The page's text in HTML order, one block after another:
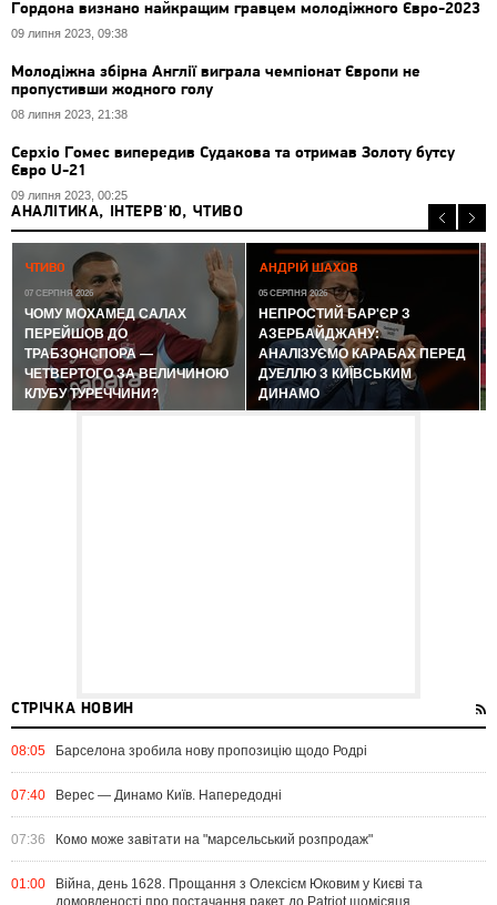
Гордона визнано найкращим гравцем молодіжного Євро-2023
09 липня 2023, 09:38
Молодіжна збірна Англії виграла чемпіонат Європи не
пропустивши жодного голу
08 липня 2023, 21:38
Серхіо Гомес випередив Судакова та отримав Золоту бутсу
Євро U-21
09 липня 2023, 00:25
АНАЛІТИКА, ІНТЕРВ'Ю, ЧТИВО
ЧТИВО
07 СЕРПНЯ 2026
ЧОМУ МОХАМЕД САЛАХ
ПЕРЕЙШОВ ДО
ТРАБЗОНСПОРА —
ЧЕТВЕРТОГО ЗА ВЕЛИЧИНОЮ
КЛУБУ ТУРЕЧЧИНИ?
АНДРІЙ ШАХОВ
05 СЕРПНЯ 2026
НЕПРОСТИЙ БАР'ЄР З
АЗЕРБАЙДЖАНУ:
АНАЛІЗУЄМО КАРАБАХ ПЕРЕД
ДУЕЛЛЮ З КИЇВСЬКИМ
ДИНАМО
СТРІЧКА НОВИН
08:05 Барселона зробила нову пропозицію щодо Родрі
07:40 Верес — Динамо Київ. Напередодні
07:36 Комо може завітати на "марсельський розпродаж"
01:00
Війна, день 1628. Прощання з Олексієм Юковим у Києві та